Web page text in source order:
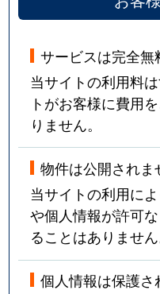
サービスは完全無
当サイトの利用料
トがお客様に費用
りません。
物件は公開されま
当サイトの利用に
や個人情報が許可
ることはありません
個人情報は保護さ